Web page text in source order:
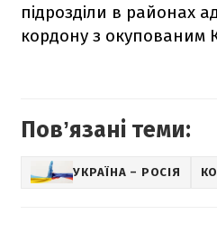
підрозділи в районах
кордону з окупованим
Повʼязані теми:
УКРАЇНА – РОСІЯ